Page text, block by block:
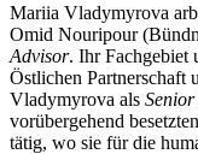
Mariia Vladymyrova
Omid Nouripour
Advisor. Ihr Fachgebiet
Östlichen Partnerschaft
Vladymyrova als
vorübergehend
tätig, wo sie für die